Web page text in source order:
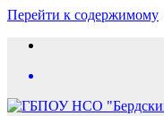
Перейти к содержимому